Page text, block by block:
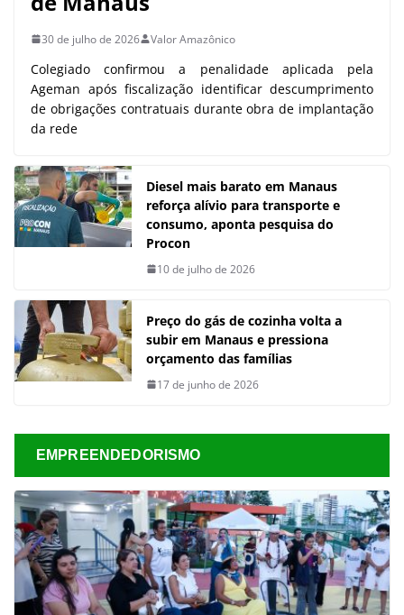
30 de julho de 2026 Valor Amazônico
Colegiado confirmou a penalidade aplicada pela
Ageman após fiscalização identificar descumprimento
de obrigações contratuais durante obra de implantação
da rede
Diesel mais barato em Manaus
reforça alívio para transporte e
consumo, aponta pesquisa do
Procon
10 de julho de 2026
Preço do gás de cozinha volta a
subir em Manaus e pressiona
orçamento das famílias
17 de junho de 2026
EMPREENDEDORISMO